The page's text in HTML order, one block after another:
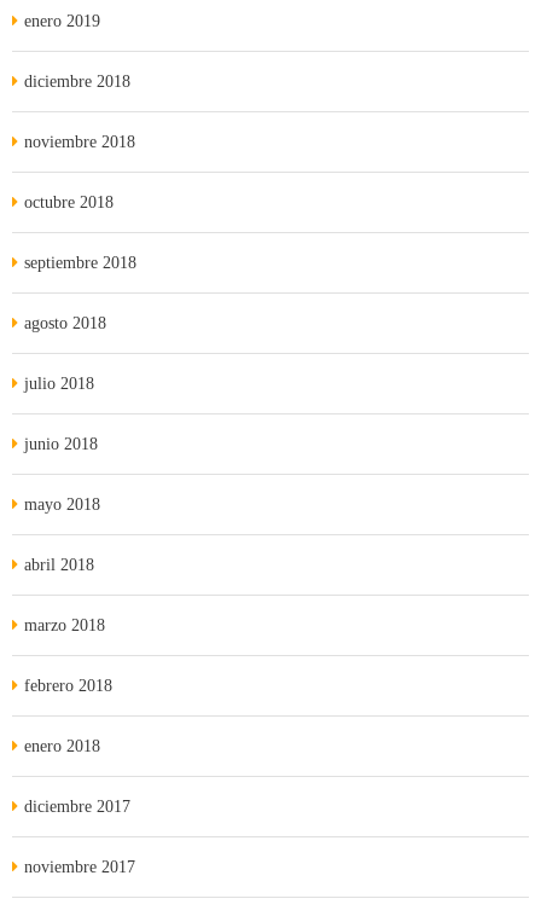
enero 2019
diciembre 2018
noviembre 2018
octubre 2018
septiembre 2018
agosto 2018
julio 2018
junio 2018
mayo 2018
abril 2018
marzo 2018
febrero 2018
enero 2018
diciembre 2017
noviembre 2017